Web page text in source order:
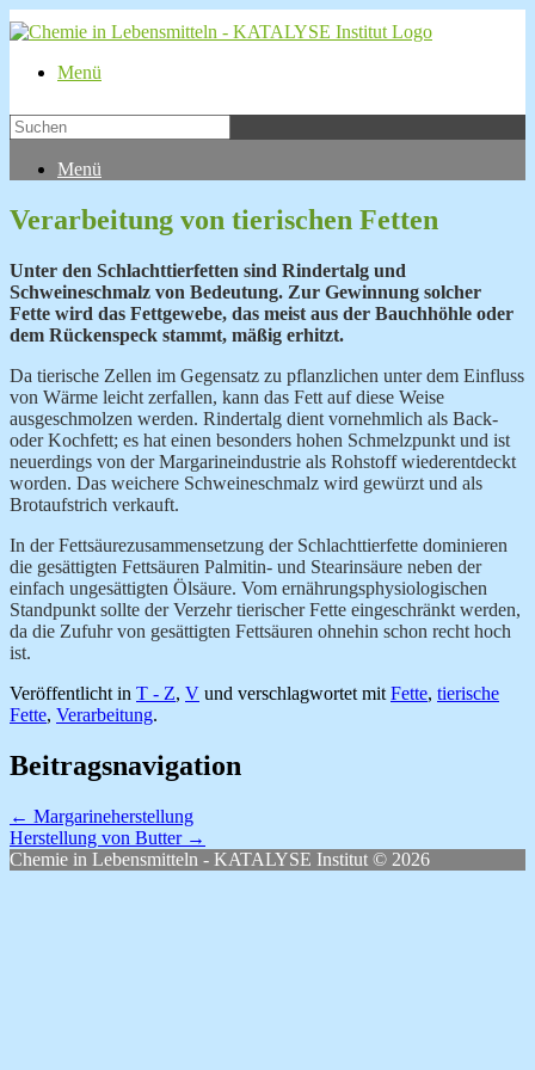
Menü
Menü
Verarbeitung von tierischen Fetten
Unter den Schlachttierfetten sind Rindertalg und
Schweineschmalz von Bedeutung. Zur Gewinnung solcher
Fette wird das Fettgewebe, das meist aus der Bauchhöhle oder
dem Rückenspeck stammt, mäßig erhitzt.
Da tierische Zellen im Gegensatz zu pflanzlichen unter dem Einfluss
von Wärme leicht zerfallen, kann das Fett auf diese Weise
ausgeschmolzen werden. Rindertalg dient vornehmlich als Back-
oder Kochfett; es hat einen besonders hohen Schmelzpunkt und ist
neuerdings von der Margarineindustrie als Rohstoff wiederentdeckt
worden. Das weichere Schweineschmalz wird gewürzt und als
Brotaufstrich verkauft.
In der Fettsäurezusammensetzung der Schlachttierfette dominieren
die gesättigten Fettsäuren Palmitin- und Stearinsäure neben der
einfach ungesättigten Ölsäure. Vom ernährungsphysiologischen
Standpunkt sollte der Verzehr tierischerFette eingeschränkt werden,
da die Zufuhr von gesättigten Fettsäuren ohnehin schon recht hoch
ist.
Veröffentlicht in T - Z, V und verschlagwortet mit Fette, tierische
Fette, Verarbeitung.
Beitragsnavigation
← Margarineherstellung
Herstellung von Butter →
Chemie in Lebensmitteln - KATALYSE Institut © 2026